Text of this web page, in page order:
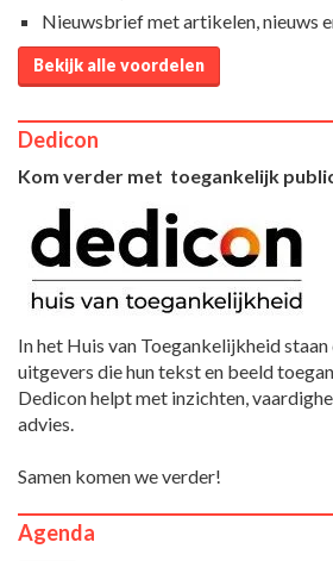
Nieuwsbrief met artikelen, nieuws
Bekijk alle voordelen
Dedicon
Kom verder met toegankelijk
In het Huis van Toegankelijkheid
uitgevers die hun tekst en beeld
Dedicon helpt met inzichten,
advies.
Samen komen we verder!
Agenda